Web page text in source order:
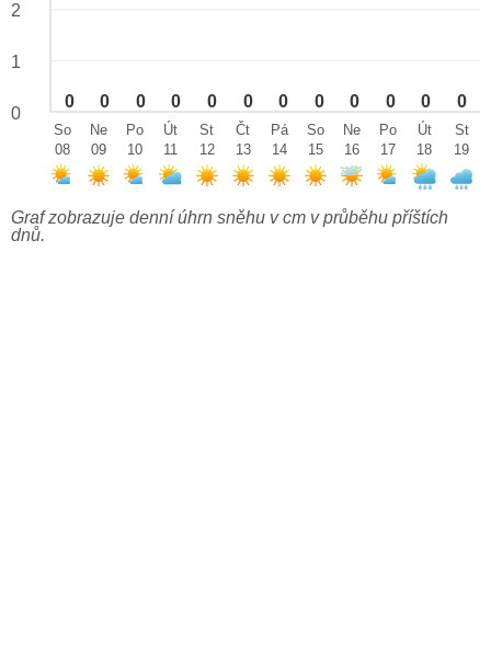
0 0 0 0 0 0 0 0 0 0 0 0
2
1
0
So
08
Ne
09
Po
10
Út
11
St
12
Čt
13
Pá
14
So
15
Ne
16
Po
17
Út
18
St
19
Graf zobrazuje denní úhrn sněhu v cm v průběhu příštích
dnů.